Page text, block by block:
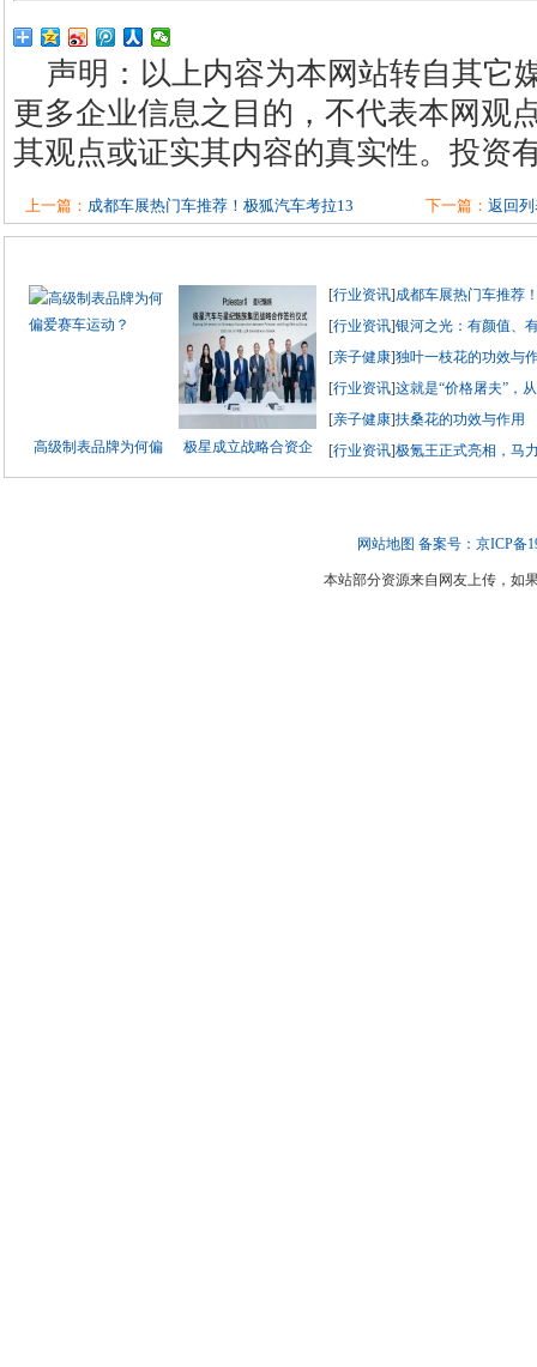
声明：以上内容为本网站转自其它
更多企业信息之目的，不代表本网观
其观点或证实其内容的真实性。投资
上一篇： 成都车展热门车推荐！极狐汽车考拉13 下一篇： 返回
高级制表品牌为何偏 极星成立战略合资企
[行业资讯]成都车展热门车推荐
[行业资讯]银河之光：有颜值、
[亲子健康]独叶一枝花的功效与
[行业资讯]这就是“价格屠夫”，
[亲子健康]扶桑花的功效与作用
[行业资讯]极氪王正式亮相，马
网站地图 备案号：京ICP备
本站部分资源来自网友上传，如